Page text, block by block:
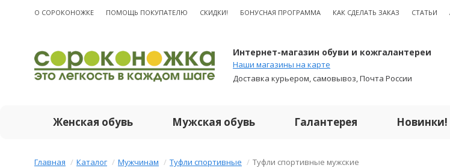
О CОРОКОНОЖКЕ ПОМОЩЬ ПОКУПАТЕЛЮ СКИДКИ! БОНУСНАЯ ПРОГРАММА КАК СДЕЛАТЬ ЗАКАЗ СТАТЬИ
Интернет-магазин обуви и кожгалантереи
Наши магазины на карте
Доставка курьером, самовывоз, Почта России
Женская обувь Мужская обувь Галантерея Новинки!
Главная Каталог Мужчинам Туфли спортивные Туфли спортивные мужские